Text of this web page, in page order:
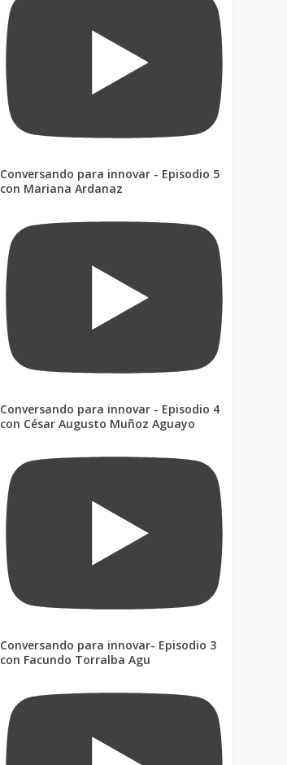
Conversando para innovar - Episodio 5
con Mariana Ardanaz
Conversando para innovar - Episodio 4
con César Augusto Muñoz Aguayo
Conversando para innovar- Episodio 3
con Facundo Torralba Agu